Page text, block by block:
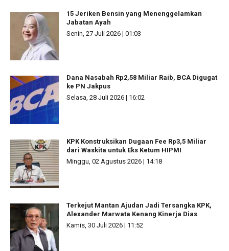
15 Jeriken Bensin yang Menenggelamkan
Jabatan Ayah
Senin, 27 Juli 2026 | 01:03
Dana Nasabah Rp2,58 Miliar Raib, BCA Digugat
ke PN Jakpus
Selasa, 28 Juli 2026 | 16:02
KPK Konstruksikan Dugaan Fee Rp3,5 Miliar
dari Waskita untuk Eks Ketum HIPMI
Minggu, 02 Agustus 2026 | 14:18
Terkejut Mantan Ajudan Jadi Tersangka KPK,
Alexander Marwata Kenang Kinerja Dias
Kamis, 30 Juli 2026 | 11:52